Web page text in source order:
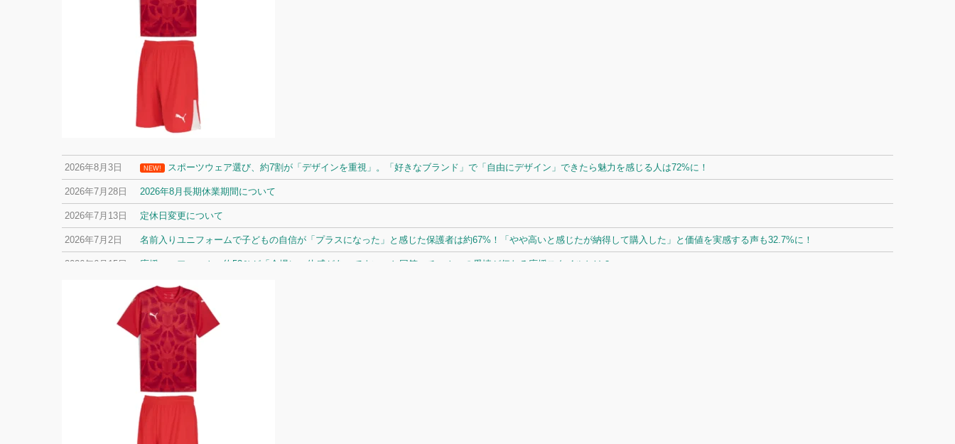
2026年8月3日 NEW! スポーツウェア選び、約7割が「デザインを重視」。「好きなブランド」で「自由にデザイン」できたら魅力を感じる人は72%に！
2026年7月28日 2026年8月長期休業期間について
2026年7月13日 定休日変更について
2026年7月2日 名前入りユニフォームで子どもの自信が「プラスになった」と感じた保護者は約67%！「やや高いと感じたが納得して購入した」と価値を実感する声も32.7%に！
2026年6月15日 応援ユニフォーム、約53％が「会場に一体感があってよい」と回答。チームへの愛情が伝わる応援スタイルとは？